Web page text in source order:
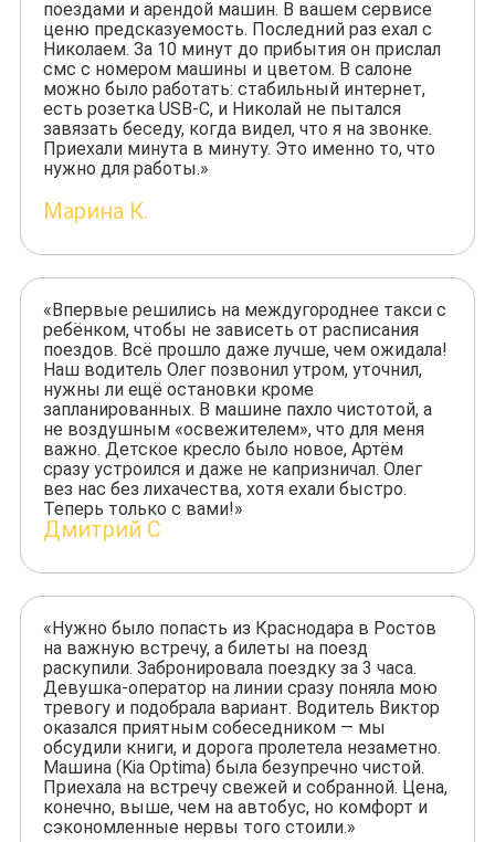
поездами и арендой машин. В вашем сервисе
ценю предсказуемость. Последний раз ехал с
Николаем. За 10 минут до прибытия он прислал
смс с номером машины и цветом. В салоне
можно было работать: стабильный интернет,
есть розетка USB-C, и Николай не пытался
завязать беседу, когда видел, что я на звонке.
Приехали минута в минуту. Это именно то, что
нужно для работы.»
Марина К.
«Впервые решились на междугороднее такси с
ребёнком, чтобы не зависеть от расписания
поездов. Всё прошло даже лучше, чем ожидала!
Наш водитель Олег позвонил утром, уточнил,
нужны ли ещё остановки кроме
запланированных. В машине пахло чистотой, а
не воздушным «освежителем», что для меня
важно. Детское кресло было новое, Артём
сразу устроился и даже не капризничал. Олег
вез нас без лихачества, хотя ехали быстро.
Теперь только с вами!»
Дмитрий С
«Нужно было попасть из Краснодара в Ростов
на важную встречу, а билеты на поезд
раскупили. Забронировала поездку за 3 часа.
Девушка-оператор на линии сразу поняла мою
тревогу и подобрала вариант. Водитель Виктор
оказался приятным собеседником — мы
обсудили книги, и дорога пролетела незаметно.
Машина (Kia Optima) была безупречно чистой.
Приехала на встречу свежей и собранной. Цена,
конечно, выше, чем на автобус, но комфорт и
сэкономленные нервы того стоили.»